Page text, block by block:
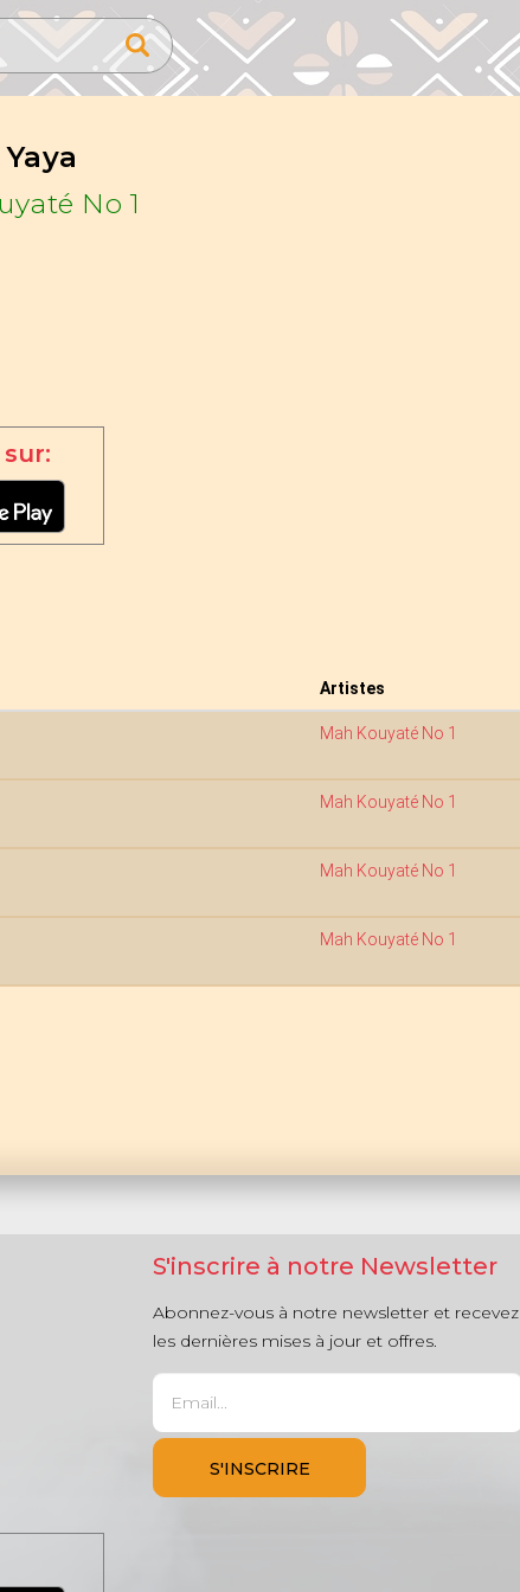
No 1
Artistes
Mah Kouyaté No 1
Mah Kouyaté No 1
Mah Kouyaté No 1
Mah Kouyaté No 1
S'inscrire à notre Newsletter
Abonnez-vous à notre newsletter et recevez
les dernières mises à jour et offres.